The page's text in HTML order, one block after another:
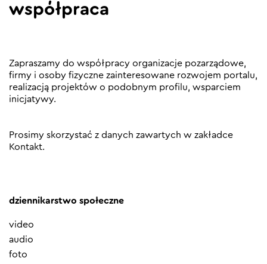
współpraca
Zapraszamy do współpracy organizacje pozarządowe,
firmy i osoby fizyczne zainteresowane rozwojem portalu,
realizacją projektów o podobnym profilu, wsparciem
inicjatywy.
Prosimy skorzystać z danych zawartych w zakładce
Kontakt.
dziennikarstwo społeczne
video
audio
foto